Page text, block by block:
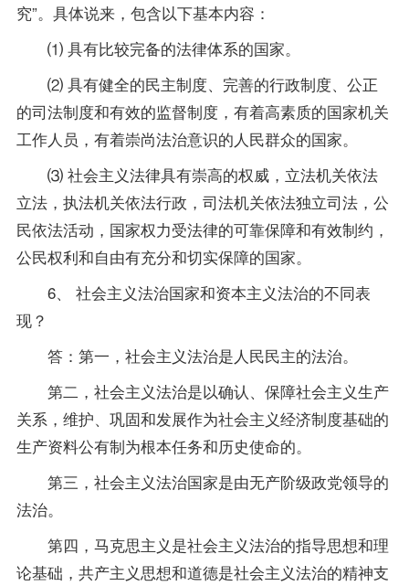
究”。具体说来，包含以下基本内容：
⑴ 具有比较完备的法律体系的国家。
⑵ 具有健全的民主制度、完善的行政制度、公正
的司法制度和有效的监督制度，有着高素质的国家机关
工作人员，有着崇尚法治意识的人民群众的国家。
⑶ 社会主义法律具有崇高的权威，立法机关依法
立法，执法机关依法行政，司法机关依法独立司法，公
民依法活动，国家权力受法律的可靠保障和有效制约，
公民权利和自由有充分和切实保障的国家。
6、 社会主义法治国家和资本主义法治的不同表
现？
答：第一，社会主义法治是人民民主的法治。
第二，社会主义法治是以确认、保障社会主义生产
关系，维护、巩固和发展作为社会主义经济制度基础的
生产资料公有制为根本任务和历史使命的。
第三，社会主义法治国家是由无产阶级政党领导的
法治。
第四，马克思主义是社会主义法治的指导思想和理
论基础，共产主义思想和道德是社会主义法治的精神支